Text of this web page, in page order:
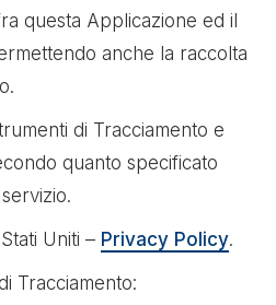
questa Applicazione ed il
anche la raccolta
di Tracciamento e
quanto specificato
Uniti – Privacy Policy.
Tracciamento: